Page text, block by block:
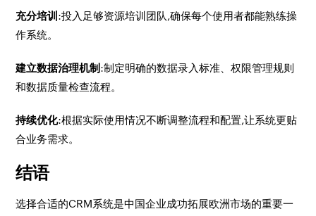
充分培训 :投入足够资源培训团队,确保每个使用者都能熟练操
作系统。
建立数据治理机制 :制定明确的数据录入标准、权限管理规则
和数据质量检查流程。
持续优化:根据实际使用情况不断调整流程和配置,让系统更贴
合业务需求。
结语
选择合适的CRM系统是中国企业成功拓展欧洲市场的重要一